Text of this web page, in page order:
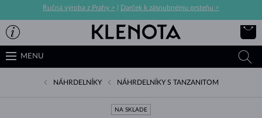
Ručná výroba z Prahy > Darček k zásnubnému prsteňu >
MENU
NÁHRDELNÍKY NÁHRDELNÍKY S TANZANITOM
NA SKLADE